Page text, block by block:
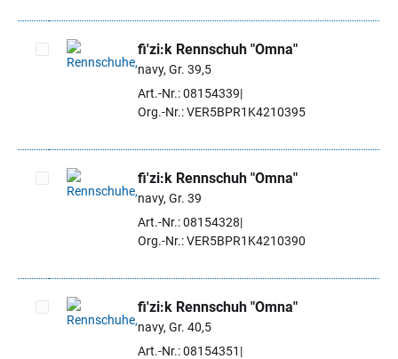
Artikel auswählen
fi'zi:k Rennschuh "Omna"
navy, Gr. 39,5
Art.-Nr.: 08154339
Org.-Nr.: VER5BPR1K4210395
Artikel auswählen
fi'zi:k Rennschuh "Omna"
navy, Gr. 39
Art.-Nr.: 08154328
Org.-Nr.: VER5BPR1K4210390
Artikel auswählen
fi'zi:k Rennschuh "Omna"
navy, Gr. 40,5
Art.-Nr.: 08154351